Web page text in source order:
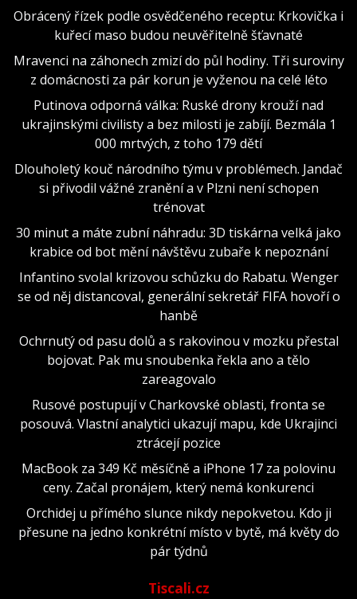
Obrácený řízek podle osvědčeného receptu: Krkovička i
kuřecí maso budou neuvěřitelně šťavnaté
Mravenci na záhonech zmizí do půl hodiny. Tři suroviny
z domácnosti za pár korun je vyženou na celé léto
Putinova odporná válka: Ruské drony krouží nad
ukrajinskými civilisty a bez milosti je zabíjí. Bezmála 1
000 mrtvých, z toho 179 dětí
Dlouholetý kouč národního týmu v problémech. Jandač
si přivodil vážné zranění a v Plzni není schopen
trénovat
30 minut a máte zubní náhradu: 3D tiskárna velká jako
krabice od bot mění návštěvu zubaře k nepoznání
Infantino svolal krizovou schůzku do Rabatu. Wenger
se od něj distancoval, generální sekretář FIFA hovoří o
hanbě
Ochrnutý od pasu dolů a s rakovinou v mozku přestal
bojovat. Pak mu snoubenka řekla ano a tělo
zareagovalo
Rusové postupují v Charkovské oblasti, fronta se
posouvá. Vlastní analytici ukazují mapu, kde Ukrajinci
ztrácejí pozice
MacBook za 349 Kč měsíčně a iPhone 17 za polovinu
ceny. Začal pronájem, který nemá konkurenci
Orchidej u přímého slunce nikdy nepokvetou. Kdo ji
přesune na jedno konkrétní místo v bytě, má květy do
pár týdnů
Tiscali.cz